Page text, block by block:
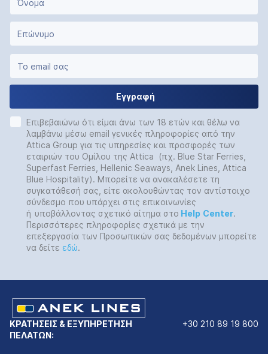
Εγγραφή
Επιβεβαιώνω ότι είμαι άνω των 18 ετών και θέλω να
λαμβάνω μέσω email γενικές πληροφορίες από την
Attica Group για τις υπηρεσίες και προσφορές των
εταιριών του Ομίλου της Attica (πχ. Blue Star Ferries,
Superfast Ferries, Hellenic Seaways, Anek Lines, Attica
Blue Hospitality). Μπορείτε να ανακαλέσετε τη
συγκατάθεσή σας, είτε ακολουθώντας τον αντίστοιχο
σύνδεσμο που υπάρχει στις επικοινωνίες
ή υποβάλλοντας σχετικό αίτημα στο Help Center.
Περισσότερες πληροφορίες σχετικά με την
επεξεργασία των Προσωπικών σας δεδομένων μπορείτε
να δείτε εδώ.
ΚΡΑΤΗΣΕΙΣ & ΕΞΥΠΗΡΕΤΗΣΗ
ΠΕΛΑΤΩΝ:
+30 210 89 19 800